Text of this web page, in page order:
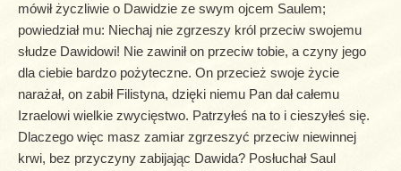
mówił życzliwie o Dawidzie ze swym ojcem Saulem;
powiedział mu: Niechaj nie zgrzeszy król przeciw swojemu
słudze Dawidowi! Nie zawinił on przeciw tobie, a czyny jego
dla ciebie bardzo pożyteczne. On przecież swoje życie
narażał, on zabił Filistyna, dzięki niemu Pan dał całemu
Izraelowi wielkie zwycięstwo. Patrzyłeś na to i cieszyłeś się.
Dlaczego więc masz zamiar zgrzeszyć przeciw niewinnej
krwi, bez przyczyny zabijając Dawida? Posłuchał Saul